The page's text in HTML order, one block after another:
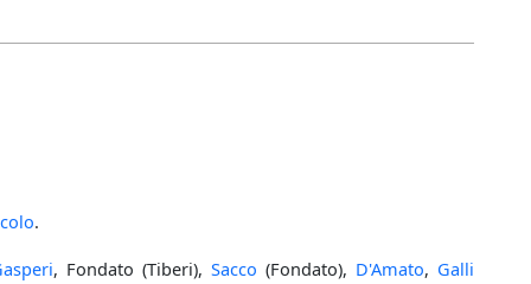
.
, Fondato (Tiberi), Sacco (Fondato), D'Amato, Galli